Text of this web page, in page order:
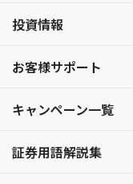
投資情報
お客様サポート
キャンペーン一覧
証券用語解説集